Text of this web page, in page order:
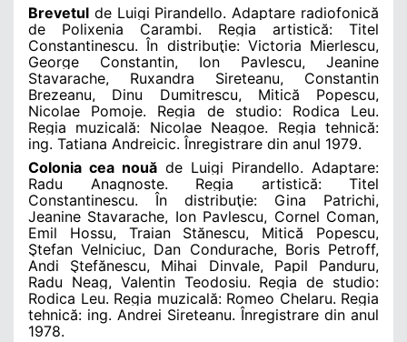
Brevetul de Luigi Pirandello. Adaptare radiofonică
de Polixenia Carambi. Regia artistică: Titel
Constantinescu. În distribuţie: Victoria Mierlescu,
George Constantin, Ion Pavlescu, Jeanine
Stavarache, Ruxandra Sireteanu, Constantin
Brezeanu, Dinu Dumitrescu, Mitică Popescu,
Nicolae Pomoje. Regia de studio: Rodica Leu.
Regia muzicală: Nicolae Neagoe. Regia tehnică:
ing. Tatiana Andreicic. Înregistrare din anul 1979.
Colonia cea nouă de Luigi Pirandello. Adaptare:
Radu Anagnoste. Regia artistică: Titel
Constantinescu. În distribuţie: Gina Patrichi,
Jeanine Stavarache, Ion Pavlescu, Cornel Coman,
Emil Hossu, Traian Stănescu, Mitică Popescu,
Ştefan Velniciuc, Dan Condurache, Boris Petroff,
Andi Ştefănescu, Mihai Dinvale, Papil Panduru,
Radu Neag, Valentin Teodosiu. Regia de studio:
Rodica Leu. Regia muzicală: Romeo Chelaru. Regia
tehnică: ing. Andrei Sireteanu. Înregistrare din anul
1978.